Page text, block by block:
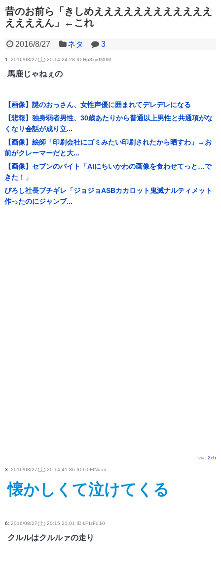
昔のお前ら「きしめええええええええええええ
ええええん」←これ
2016/8/27 ネタ 3
1: 2016/08/27(土) 20:14:24.28 ID:Hp8xydM0M
馬鹿じゃねぇの
【画像】謎のおっさん、女性声優に囲まれてデレデレになる
【悲報】独身弱者男性、30歳あたりから普通以上男性と共通項がな
くなり会話が成り立...
【画像】絵師「印刷会社にゴミみたい印刷されたから晒すわ」→お
前がクレーマーだと大...
【画像】セブンのバイト「AIにちいかわの画像を食わせてっと…で
きた！」
ぴろし社長ブチギレ「ジョジョASBカカロット鬼滅ナルティメット
作ったのにジャンブ...
via: 2ch
3: 2016/08/27(土) 20:14:41.86 ID:tz0FfNuad
懐かしくて泣けてくる
6: 2016/08/27(土) 20:15:21.01 ID:kPIzFdJi0
クルルはクルルァの走り